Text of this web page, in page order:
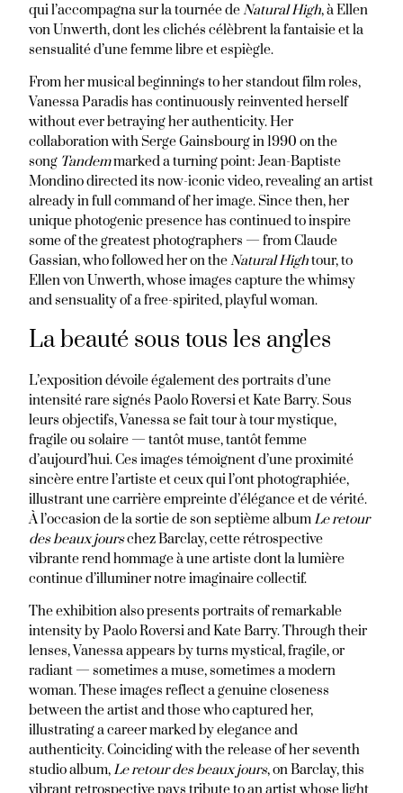
qui l’accompagna sur la tournée deNatural High, à Ellen
von Unwerth, dont les clichés célèbrent la fantaisie et la
sensualité d’une femme libre et espiègle.
From her musical beginnings to her standout film roles,
Vanessa Paradis has continuously reinvented herself
without ever betraying her authenticity. Her
collaboration with Serge Gainsbourg in 1990 on the
song Tandemmarked a turning point: Jean-Baptiste
Mondino directed its now-iconic video, revealing an artist
already in full command of her image. Since then, her
unique photogenic presence has continued to inspire
some of the greatest photographers — from Claude
Gassian, who followed her on theNatural Hightour, to
Ellen von Unwerth, whose images capture the whimsy
and sensuality of a free-spirited, playful woman.
La beauté sous tous les angles
L’exposition dévoile également des portraits d’une
intensité rare signés Paolo Roversi et Kate Barry. Sous
leurs objectifs, Vanessa se fait tour à tour mystique,
fragile ou solaire — tantôt muse, tantôt femme
d’aujourd’hui. Ces images témoignent d’une proximité
sincère entre l’artiste et ceux qui l’ont photographiée,
illustrant une carrière empreinte d’élégance et de vérité.
À l’occasion de la sortie de son septième albumLe retour
des beaux jourschez Barclay, cette rétrospective
vibrante rend hommage à une artiste dont la lumière
continue d’illuminer notre imaginaire collectif.
The exhibition also presents portraits of remarkable
intensity by Paolo Roversi and Kate Barry. Through their
lenses, Vanessa appears by turns mystical, fragile, or
radiant — sometimes a muse, sometimes a modern
woman. These images reflect a genuine closeness
between the artist and those who captured her,
illustrating a career marked by elegance and
authenticity. Coinciding with the release of her seventh
studio album,Le retour des beaux jours, on Barclay, this